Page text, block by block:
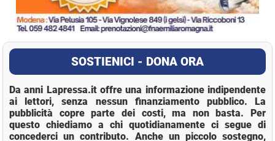
SOSTIENICI - DONA ORA
Da anni Lapressa.it offre una informazione indipendente
ai lettori, senza nessun finanziamento pubblico. La
pubblicità copre parte dei costi, ma non basta. Per
questo chiediamo a chi quotidianamente ci segue di
concederci un contributo. Anche un piccolo sostegno,